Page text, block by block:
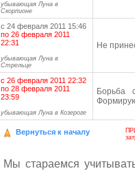
убывающая Луна в
Скорпионе
с 24 февраля 2011 15:46
по 26 февраля 2011
22:31
убывающая Луна в
Стрельце
Не
с 26 февраля 2011 22:32
по 28 февраля 2011
23:59
убывающая Луна в Козероге
Борьба
Вернуться к началу
Мы стараемся